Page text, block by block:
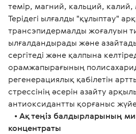
темір, магний, кальций,
Терідегі ылғалды "құлыптау"
трансэпидермалды жоғалуын
ылғалдандырады және
сергітеді және қалпына
орамжапырағының
регенерациялық қабілетін
стрессінің әсерін азайту
антиоксидантты қорғаныс
• Ақ теңіз балдырларының
концентраты